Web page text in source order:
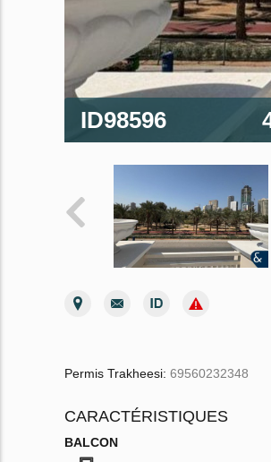
ID98596
Permis Trakheesi: 69560232348
CARACTÉRISTIQUES
BALCON